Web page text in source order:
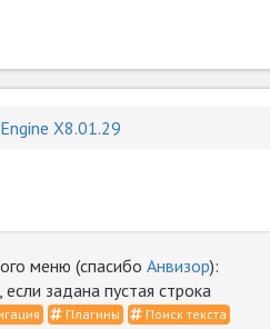
X8.01.29
меню (спасибо Анвизор):
если задана пустая строка
Плагины Поиск текста